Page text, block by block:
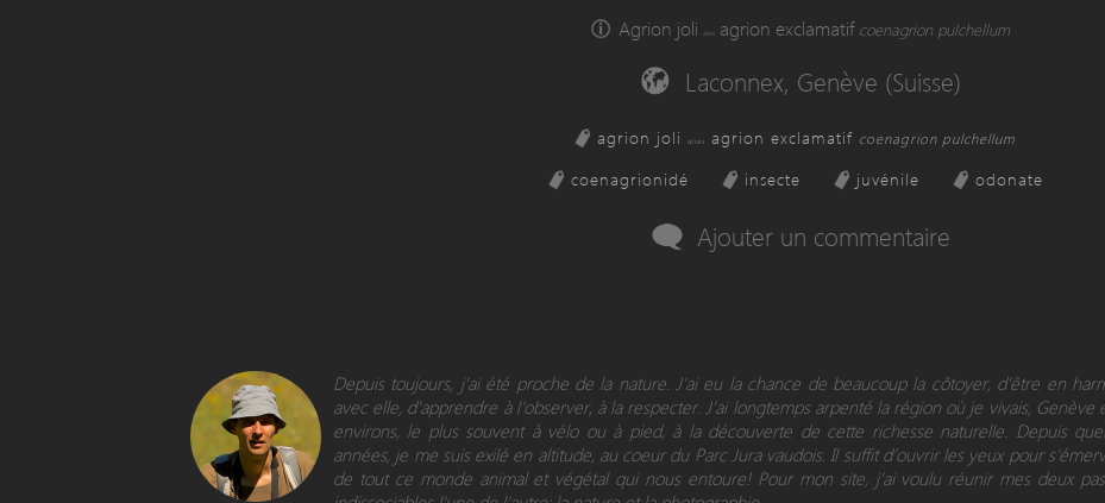
Agrion joli alias agrion exclamatif coenagrion pulchellum
Laconnex, Genève (Suisse)
agrion joli alias agrion exclamatif coenagrion pulchellum
coenagrionidé insecte juvénile odonate
Ajouter un commentaire
Depuis toujours, j’ai été proche de la nature. J’ai eu la chance de beaucoup la côtoyer, d’être en
avec elle, d'apprendre à l’observer, à la respecter. J’ai longtemps arpenté la région où je vivais, Genève
environs, le plus souvent à vélo ou à pied, à la découverte de cette richesse naturelle. Depuis
années, je me suis exilé en altitude, au coeur du Parc Jura vaudois. Il suffit d’ouvrir les yeux pour
de tout ce monde animal et végétal qui nous entoure! Pour mon site, j’ai voulu réunir mes deux